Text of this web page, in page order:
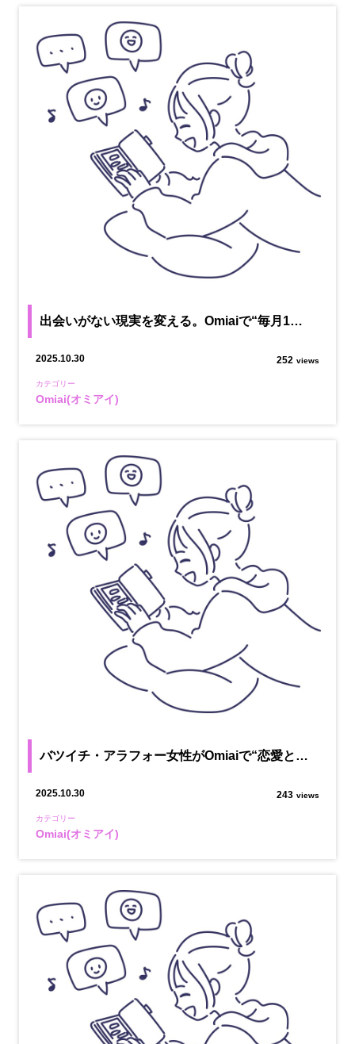
出会いがない現実を変える。Omiaiで“毎月1…
2025.10.30 252 views
カテゴリー
Omiai(オミアイ)
バツイチ・アラフォー女性がOmiaiで“恋愛と…
2025.10.30 243 views
カテゴリー
Omiai(オミアイ)